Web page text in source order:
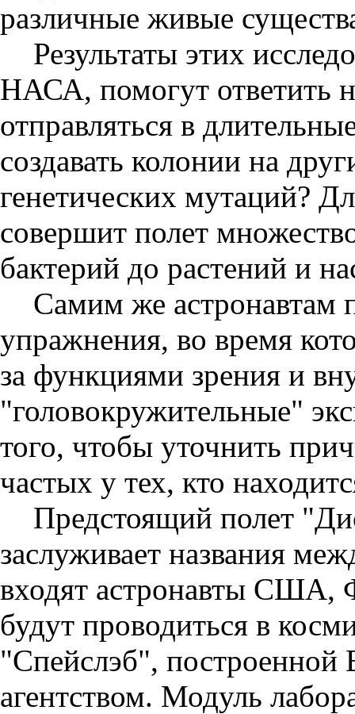
различные живые
Результаты этих
НАСА, помогут ответить
отправляться в
создавать колонии на
генетических мутаций?
совершит полет
бактерий до растений и
Самим же астронавтам
упражнения, во время
за функциями зрения и
"головокружительные"
того, чтобы уточнить
частых у тех, кто
Предстоящий полет
заслуживает названия
входят астронавты США,
будут проводиться в
"Спейслэб", построенной
агентством. Модуль